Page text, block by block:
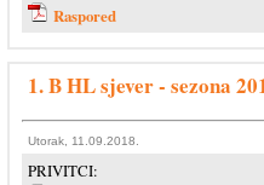
Raspored
1. B HL sjever - sezona
Utorak, 11.09.2018.
PRIVITCI: